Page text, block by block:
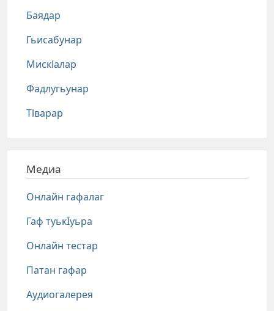
Баядар
Гьисабунар
Мискlалар
Фадлугьунар
Тlварар
Медиа
Онлайн гафалаг
Гаф туькIуьра
Онлайн тестар
Патан гафар
Аудиогалерея